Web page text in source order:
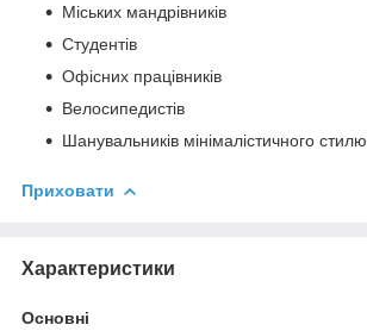
Міських мандрівників
Студентів
Офісних працівників
Велосипедистів
Шанувальників мінімалістичного стилю.
Приховати
Характеристики
Основні